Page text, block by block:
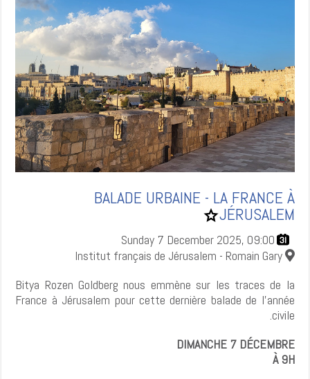
BALADE URBAINE - LA FRANCE À
JÉRUSALEM
Add
BALADE
-
LA
FRANCE
to
favorites.
Sunday 7 December 2025, 09:00
Institut français de Jérusalem - Romain Gary
Bitya Rozen Goldberg nous emmène sur les traces de la
France à Jérusalem pour cette dernière balade de l’année
civile.
DIMANCHE 7 DÉCEMBRE
À 9H